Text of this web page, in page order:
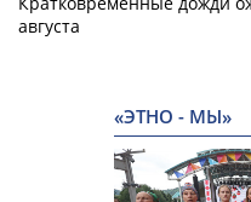
августа
«ЭТНО - МЫ»